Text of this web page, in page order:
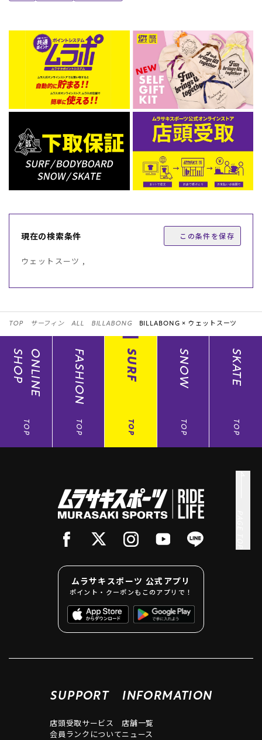
現在の検索条件 この条件を保存
ウェットスーツ ,
TOP サーフィン ALL BILLABONG BILLABONG × ウェットスーツ
ONLINE
SHOP
TOP
FASHION
TOP
SURF
TOP
SNOW
TOP
SKATE
TOP
ムラサキスポーツ 公式アプリ
ポイント・クーポンもこのアプリで！
SUPPORT
店頭受取サービス
会員ランクについて
INFORMATION
店舗一覧
ニュース